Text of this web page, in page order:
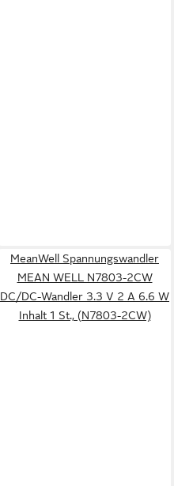
MeanWell Spannungswandler
MEAN WELL N7803-2CW
DC/DC-Wandler 3.3 V 2 A 6.6 W
Inhalt 1 St., (N7803-2CW)